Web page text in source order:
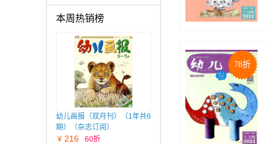
本周热销榜
幼儿画报（双月刊）（1年共6
期）（杂志订阅）
￥ 216 60折
78折